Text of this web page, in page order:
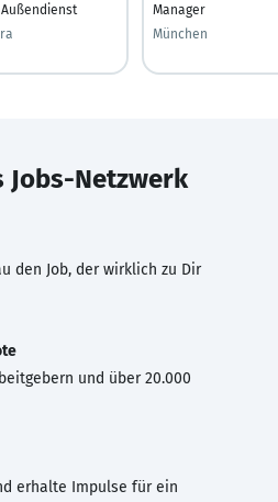
Außendienst
Manager
München
Jobs-Netzwerk
den Job, der wirklich zu Dir
und über 20.000
erhalte Impulse für ein